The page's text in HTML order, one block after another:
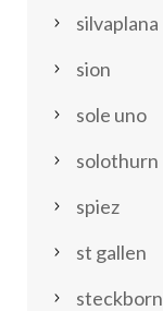
silvaplana
sion
sole uno
solothurn
spiez
st gallen
steckborn